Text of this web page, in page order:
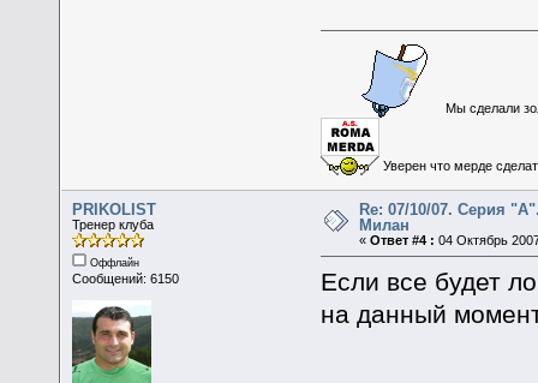
Мы сделали
Уверен что мерде
PRIKOLIST
Тренер клуба
Оффлайн
Сообщений: 6150
Re: 07/10/07. Серия
Милан
«Ответ #4 : 04 Октябрь
Если все будет
на данный